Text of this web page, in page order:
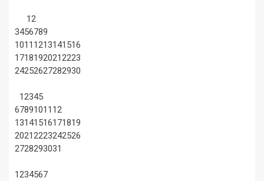
12
3456789
1011 1213141516
17181920212223
24252627282930
12345
67891011 12
13141516171819
20212223242526
2728293031
1234567